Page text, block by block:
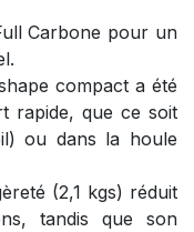
Carbone pour un
compact a été
rapide, que ce soit
ou dans la houle
(2,1 kgs) réduit
tandis que son